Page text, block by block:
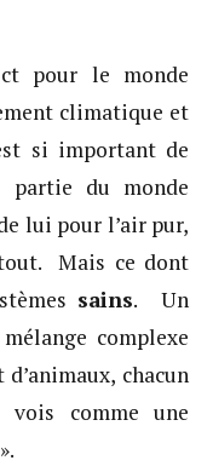
pour le monde
climatique et
si important de
partie du monde
lui pour l’air pur,
Mais ce dont
sains. Un
complexe
chacun
comme une